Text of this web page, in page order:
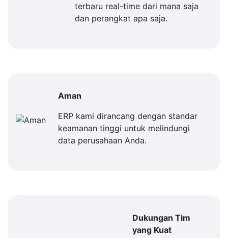
terbaru real-time dari mana saja
dan perangkat apa saja.
Aman
ERP kami dirancang dengan standar
keamanan tinggi untuk melindungi
data perusahaan Anda.
Dukungan Tim
yang Kuat